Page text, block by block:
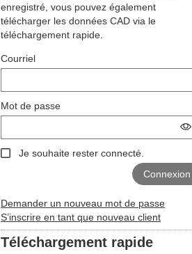
enregistré, vous pouvez également
télécharger les données CAD via le
téléchargement rapide.
Courriel
Mot de passe
Je souhaite rester connecté.
Demander un nouveau mot de passe
S’inscrire en tant que nouveau client
Téléchargement rapide